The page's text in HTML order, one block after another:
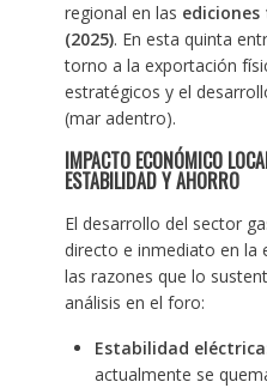
regional en las ediciones
(2025). En esta quinta
torno a la exportación
estratégicos y el
(mar adentro).
IMPACTO ECONÓMICO
ESTABILIDAD Y AHORRO
El desarrollo del sector
directo e inmediato en la
las razones que lo
análisis en el foro:
Estabilidad
actualmente se